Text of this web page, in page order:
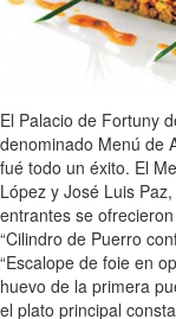
El Palacio de Fortuny
denominado Menú de
fué todo un éxito. El
López y José Luis
entrantes se
“Cilindro de Puerro
“Escalope de foie en
huevo de la primera
el plato principal